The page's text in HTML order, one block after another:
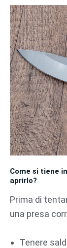
Come si tiene
aprirlo?
Prima di
una presa
Tenere